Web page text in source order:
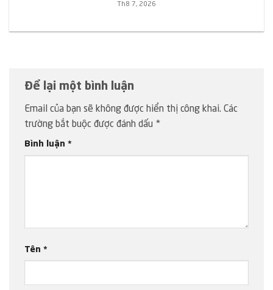
Th8 7, 2026
Để lại một bình luận
Email của bạn sẽ không được hiển thị công khai. Các
trường bắt buộc được đánh dấu *
Bình luận *
Tên *